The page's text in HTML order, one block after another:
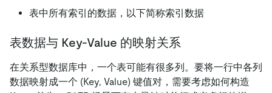
表中所有索引的数据，以下简称索引数据
表数据与 Key-Value 的映射关系
在关系型数据库中，一个表可能有很多列。要将一行中各列
数据映射成一个 (Key, Value) 键值对，需要考虑如何构造